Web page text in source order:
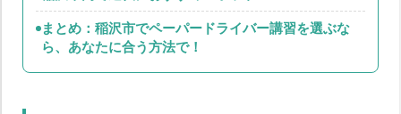
まとめ：稲沢市でペーパードライバー講習を選ぶな
ら、あなたに合う方法で！